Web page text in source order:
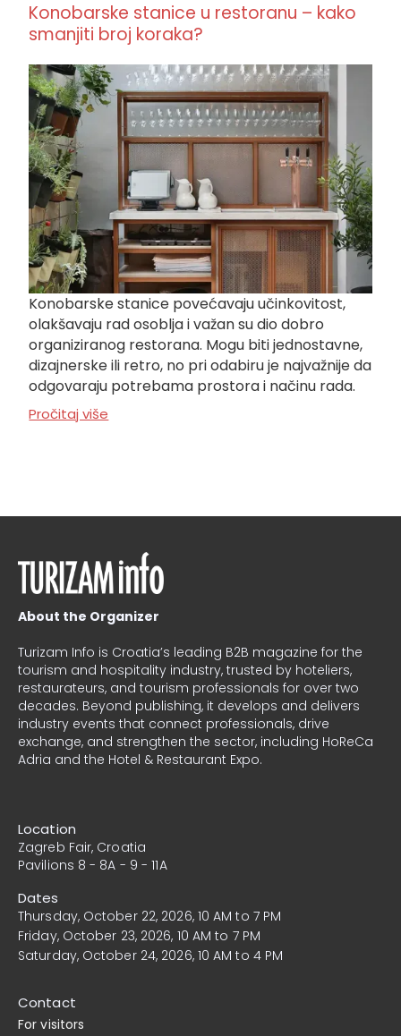
Konobarske stanice u restoranu – kako
smanjiti broj koraka?
Konobarske stanice povećavaju učinkovitost,
olakšavaju rad osoblja i važan su dio dobro
organiziranog restorana. Mogu biti jednostavne,
dizajnerske ili retro, no pri odabiru je najvažnije da
odgovaraju potrebama prostora i načinu rada.
Pročitaj više
About the Organizer
Turizam Info is Croatia’s leading B2B magazine for the
tourism and hospitality industry, trusted by hoteliers,
restaurateurs, and tourism professionals for over two
decades. Beyond publishing, it develops and delivers
industry events that connect professionals, drive
exchange, and strengthen the sector, including HoReCa
Adria and the Hotel & Restaurant Expo.
Location
Zagreb Fair, Croatia
Pavilions 8 - 8A - 9 - 11A
Dates
Thursday, October 22, 2026, 10 AM to 7 PM
Friday, October 23, 2026, 10 AM to 7 PM
Saturday, October 24, 2026, 10 AM to 4 PM
Contact
For visitors